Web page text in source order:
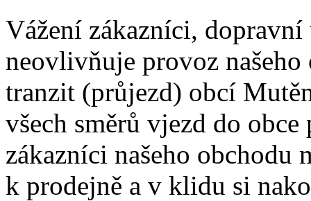
Vážení zákazníci,
neovlivňuje provoz našeho
tranzit (průjezd) obcí
všech směrů vjezd do obce
zákazníci našeho obchodu
k prodejně a v klidu si